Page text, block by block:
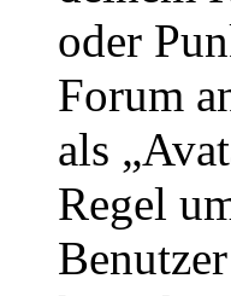
oder
Forum
als
Regel